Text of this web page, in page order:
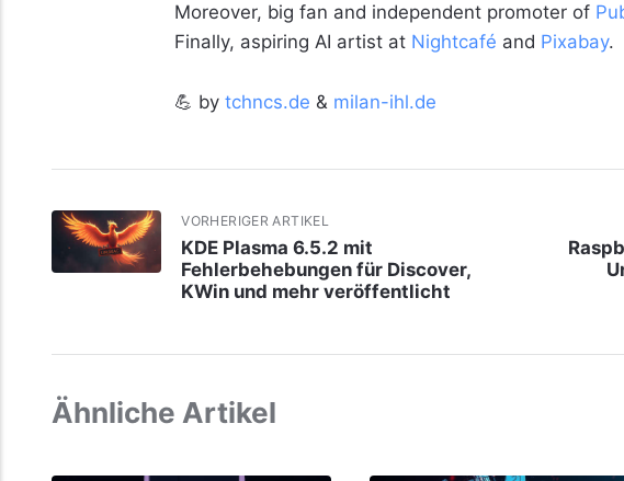
Moreover, big fan and independent promoter of
Finally, aspiring AI artist at Nightcafé and Pixabay.
💪 by tchncs.de & milan-ihl.de
VORHERIGER ARTIKEL
KDE Plasma 6.5.2 mit
Fehlerbehebungen für Discover,
KWin und mehr veröffentlicht
Ähnliche Artikel